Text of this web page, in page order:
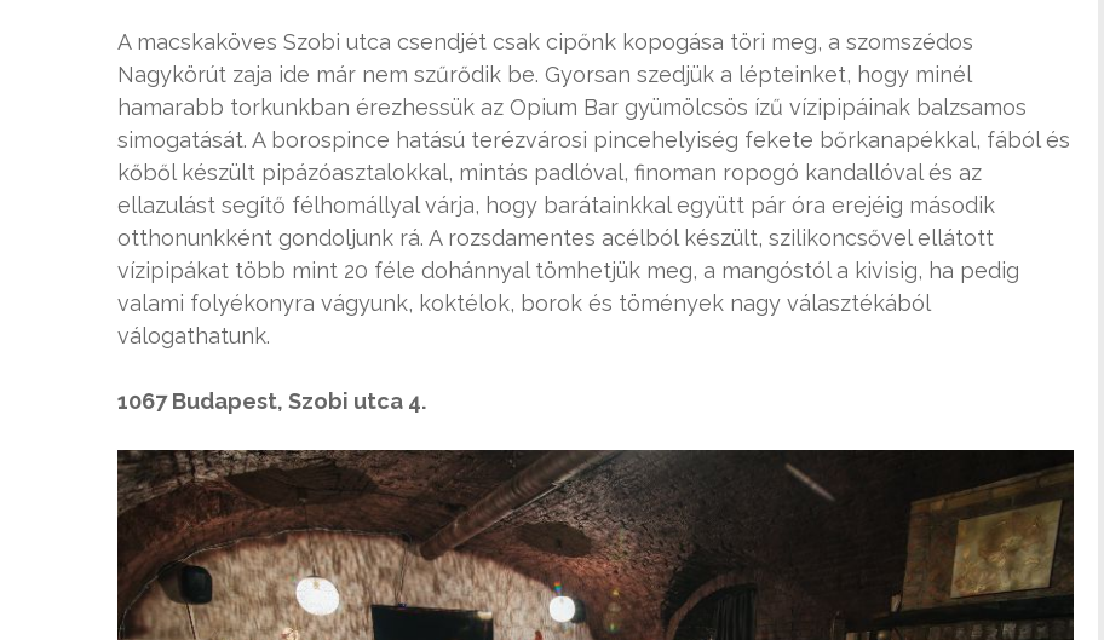
A macskaköves Szobi utca csendjét csak cipőnk kopogása töri meg, a szomszédos
Nagykörút zaja ide már nem szűrődik be. Gyorsan szedjük a lépteinket, hogy minél
hamarabb torkunkban érezhessük az Opium Bar gyümölcsös ízű vízipipáinak balzsamos
simogatását. A borospince hatású terézvárosi pincehelyiség fekete bőrkanapékkal, fából és
kőből készült pipázóasztalokkal, mintás padlóval, finoman ropogó kandallóval és az
ellazulást segítő félhomállyal várja, hogy barátainkkal együtt pár óra erejéig második
otthonunkként gondoljunk rá. A rozsdamentes acélból készült, szilikoncsővel ellátott
vízipipákat több mint 20 féle dohánnyal tömhetjük meg, a mangóstól a kivisig, ha pedig
valami folyékonyra vágyunk, koktélok, borok és tömények nagy választékából
válogathatunk.
1067 Budapest, Szobi utca 4.